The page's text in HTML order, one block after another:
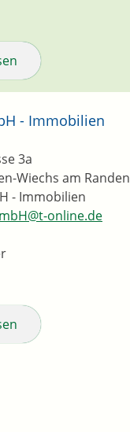
- Immobilien
- Immobilien
3a
Wiechs am Randen
online.de